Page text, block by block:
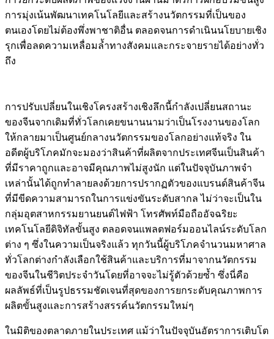
การมุ่งเน้นพัฒนาเทคโนโลยีและสร้างนวัตกรรมที่เป็นของ
ตนเองโดยไม่ต้องพึ่งพาชาติอื่น ตลอดจนการดำเนินนโยบายเชิง
รุกเพื่อลดความเหลื่อมล้ำทางสังคมและกระจายรายได้อย่างทั่ว
ถึง
การปรับเปลี่ยนในเชิงโครงสร้างเชิงลึกนี้กำลังเปลี่ยนสถานะ
ของจีนจากเดิมที่ทั่วโลกเคยขนานนามว่าเป็นโรงงานของโลก
ให้กลายมาเป็นศูนย์กลางนวัตกรรมของโลกอย่างแท้จริง ใน
อดีตผู้บริโภคมักจะมองว่าสินค้าที่ผลิตจากประเทศจีนเป็นสินค้า
ที่มีราคาถูกและอาจมีคุณภาพไม่สูงนัก แต่ในปัจจุบันภาพจำ
เหล่านั้นได้ถูกทำลายลงด้วยการปรากฏตัวของแบรนด์สินค้าจีน
ที่มีขีดความสามารถในการแข่งขันระดับสากล ไม่ว่าจะเป็นใน
กลุ่มอุตสาหกรรมยานยนต์ไฟฟ้า โทรศัพท์มือถืออัจฉริยะ
เทคโนโลยีดิจิทัลขั้นสูง ตลอดจนแพลตฟอร์มออนไลน์ระดับโลก
ต่าง ๆ ซึ่งในความเป็นจริงแล้ว ทุกวันนี้ผู้บริโภคจำนวนมหาศาล
ทั่วโลกต่างกำลังเลือกใช้สินค้าและบริการที่มาจากนวัตกรรม
ของจีนในชีวิตประจำวันโดยที่อาจจะไม่รู้ตัวด้วยซ้ำ ซึ่งนี่คือ
ผลลัพธ์ที่เป็นรูปธรรมชัดเจนที่สุดของการยกระดับคุณภาพการ
ผลิตขั้นสูงและการสร้างสรรค์นวัตกรรมใหม่ๆ
ในมิติของตลาดภายในประเทศ แม้ว่าในปัจจุบันอัตราการเติบโต